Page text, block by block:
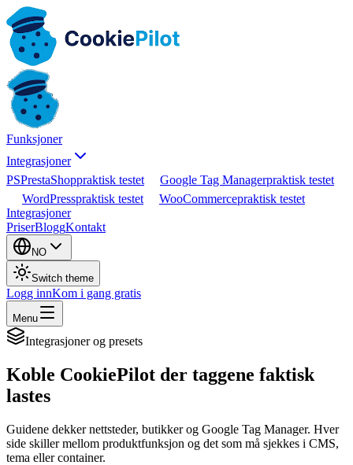
Funksjoner
Integrasjoner
PSPrestaShoppraktisk testet Google Tag Managerpraktisk testet
WordPresspraktisk testet WooCommercepraktisk testet
Integrasjoner
PriserBloggKontakt
NO
Switch theme
Logg innKom i gang gratis
Menu
Integrasjoner og presets
Koble CookiePilot der taggene faktisk
lastes
Guidene dekker nettsteder, butikker og Google Tag Manager. Hver
side skiller mellom produktfunksjon og det som må sjekkes i CMS,
tema eller container.